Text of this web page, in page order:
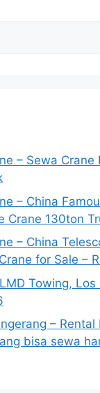
– Sewa Crane
– China
Crane 130ton
– China
for Sale –
Towing, Los
– Rental
bisa sewa